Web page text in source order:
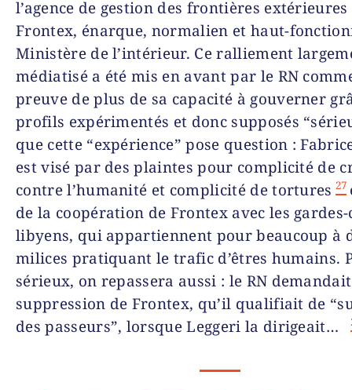
l’agence de gestion des frontières extérieures
Frontex, énarque, normalien et haut-
Ministère de l’intérieur. Ce ralliement
médiatisé a été mis en avant par le RN
preuve de plus de sa capacité à gouverner
profils expérimentés et donc supposés
que cette “expérience” pose question :
est visé par des plaintes pour complicité de
contre l’humanité et complicité de tortures 27
de la coopération de Frontex avec les gardes-
libyens, qui appartiennent pour beaucoup à
milices pratiquant le trafic d’êtres humains.
sérieux, on repassera aussi : le RN
suppression de Frontex, qu’il qualifiait de
des passeurs”, lorsque Leggeri la dirigeait…